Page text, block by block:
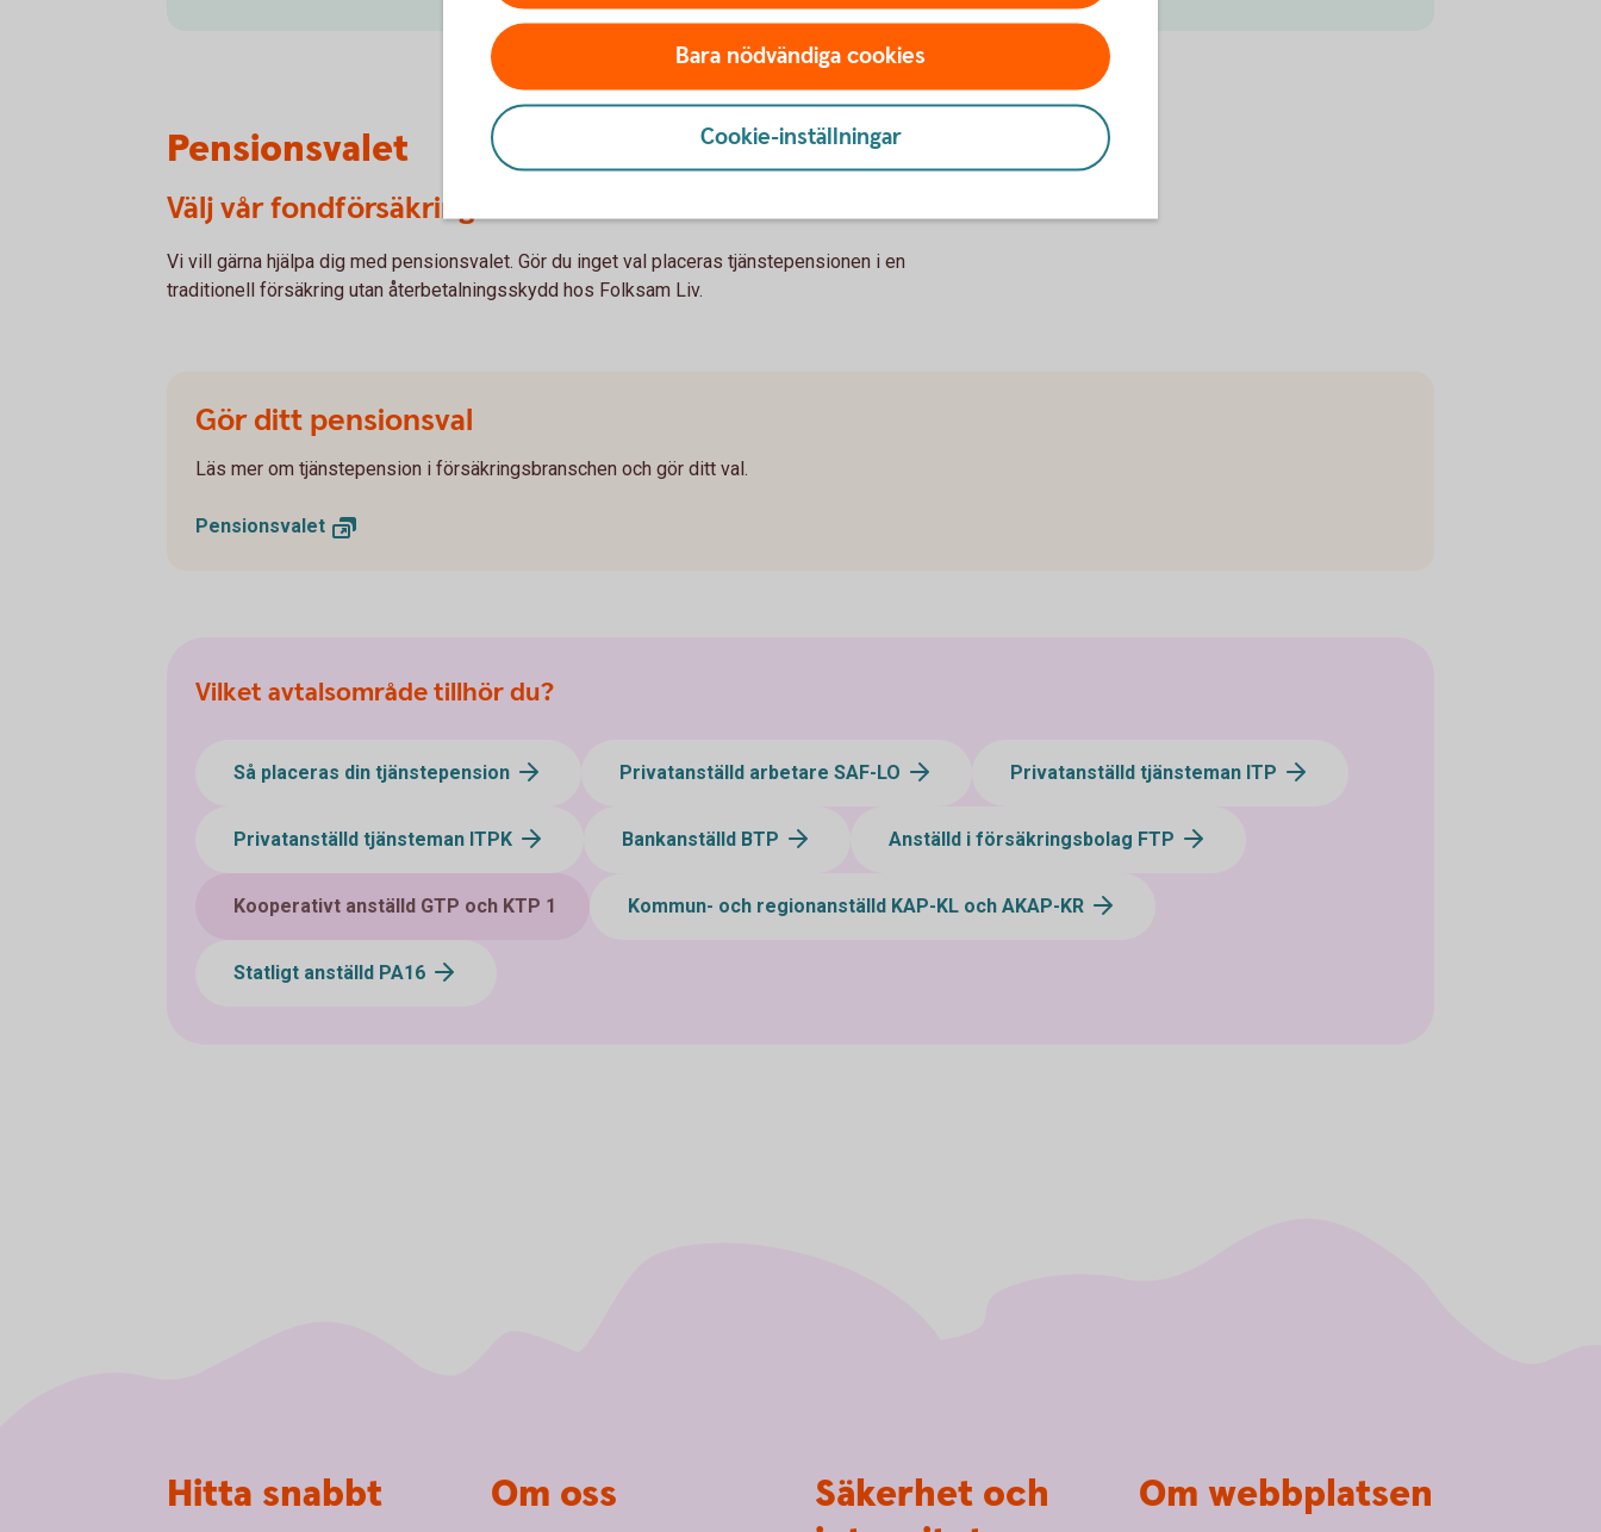
Pensionsvalet
Välj vår fondförsäkring
Vi vill gärna hjälpa dig med pensionsvalet. Gör du inget val placeras tjänstepensionen i en
traditionell försäkring utan återbetalningsskydd hos Folksam Liv.
Gör ditt pensionsval
Läs mer om tjänstepension i försäkringsbranschen och gör ditt val.
Pensionsvalet
Vilket avtalsområde tillhör du?
Så placeras din tjänstepension Privatanställd arbetare SAF-LO Privatanställd tjänsteman ITP
Privatanställd tjänsteman ITPK Bankanställd BTP Anställd i försäkringsbolag FTP
Kooperativt anställd GTP och KTP 1 Kommun- och regionanställd KAP-KL och AKAP-KR
Statligt anställd PA16
Bara nödvändiga cookies
Cookie-inställningar
Hitta snabbt Om oss
Säkerhet och
Om webbplatsen